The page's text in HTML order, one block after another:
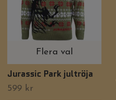
Flera val
Jurassic Park jultröja
599 kr